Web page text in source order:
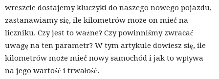
wreszcie dostajemy kluczyki do naszego nowego pojazdu,
zastanawiamy się, ile kilometrów może on mieć na
liczniku. Czy jest to ważne? Czy powinniśmy zwracać
uwagę na ten parametr? W tym artykule dowiesz się, ile
kilometrów może mieć nowy samochód i jak to wpływa
na jego wartość i trwałość.